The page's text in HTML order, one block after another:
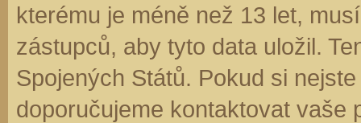
kterému je méně než 13 let,
zástupců, aby tyto data uložil.
Spojených Států. Pokud si
doporučujeme kontaktovat vaše